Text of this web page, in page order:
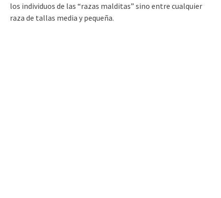
los individuos de las “razas malditas” sino entre cualquier
raza de tallas media y pequeña.